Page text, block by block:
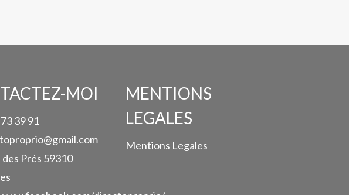
MOI
39 91
Prés 59310
MENTIONS
LEGALES
Mentions Legales